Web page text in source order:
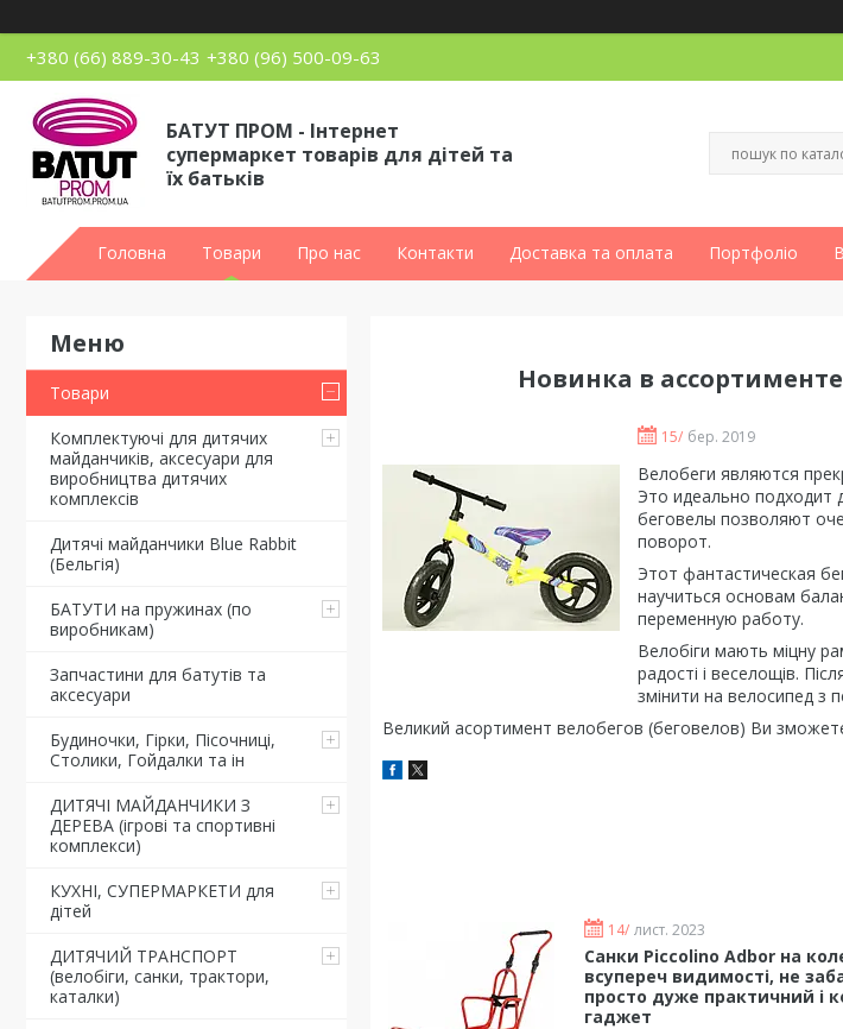
+380 (66) 889-30-43 +380 (96) 500-09-63
БАТУТ ПРОМ - Інтернет
супермаркет товарів для дітей та
їх батьків
Головна Товари Про нас Контакти Доставка та оплата Портфоліо
Товари
Комплектуючі для дитячих
майданчиків, аксесуари для
виробництва дитячих
комплексів
Дитячі майданчики Blue Rabbit
(Бельгія)
БАТУТИ на пружинах (по
виробникам)
Запчастини для батутів та
аксесуари
Будиночки, Гірки, Пісочниці,
Столики, Гойдалки та ін
ДИТЯЧІ МАЙДАНЧИКИ З
ДЕРЕВА (ігрові та спортивні
комплекси)
КУХНІ, СУПЕРМАРКЕТИ для
дітей
ДИТЯЧИЙ ТРАНСПОРТ
(велобіги, санки, трактори,
каталки)
Новинка в
15/ бер. 2019
Велобеги являются
Это идеально подходит
беговелы позволяют
поворот.
Этот фантастическая
научиться основам
переменную работу.
Велобіги мають міцну
радості і веселощів.
змінити на велосипед з
Великий асортимент велобегов (беговелов) Ви
14/ лист. 2023
Санки Piccolino Adbor на
всупереч видимості, не
просто дуже практичний і
гаджет